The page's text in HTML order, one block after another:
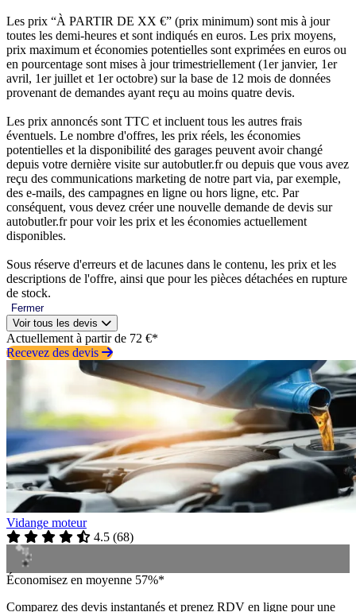
Les prix “À PARTIR DE XX €” (prix minimum) sont mis à jour
toutes les demi-heures et sont indiqués en euros. Les prix moyens,
prix maximum et économies potentielles sont exprimées en euros ou
en pourcentage sont mises à jour trimestriellement (1er janvier, 1er
avril, 1er juillet et 1er octobre) sur la base de 12 mois de données
provenant de demandes ayant reçu au moins quatre devis.
Les prix annoncés sont TTC et incluent tous les autres frais
éventuels. Le nombre d'offres, les prix réels, les économies
potentielles et la disponibilité des garages peuvent avoir changé
depuis votre dernière visite sur autobutler.fr ou depuis que vous avez
reçu des communications marketing de notre part via, par exemple,
des e-mails, des campagnes en ligne ou hors ligne, etc. Par
conséquent, vous devez créer une nouvelle demande de devis sur
autobutler.fr pour voir les prix et les économies actuellement
disponibles.
Sous réserve d'erreurs et de lacunes dans le contenu, les prix et les
descriptions de l'offre, ainsi que pour les pièces détachées en rupture
de stock.
Fermer
Voir tous les devis
Actuellement à partir de 72 €*
Recevez des devis
Vidange moteur
4.5 (68)
Économisez en moyenne 57%*
Comparez des devis instantanés et prenez RDV en ligne pour une